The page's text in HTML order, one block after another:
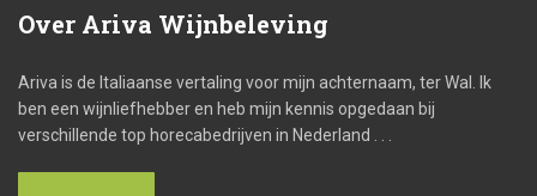
Over Ariva Wijnbeleving
Ariva is de Italiaanse vertaling voor mijn achternaam, ter Wal. Ik
ben een wijnliefhebber en heb mijn kennis opgedaan bij
verschillende top horecabedrijven in Nederland . . .